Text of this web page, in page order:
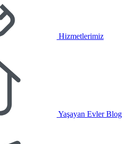
Hizmetlerimiz
Yaşayan Evler Blog